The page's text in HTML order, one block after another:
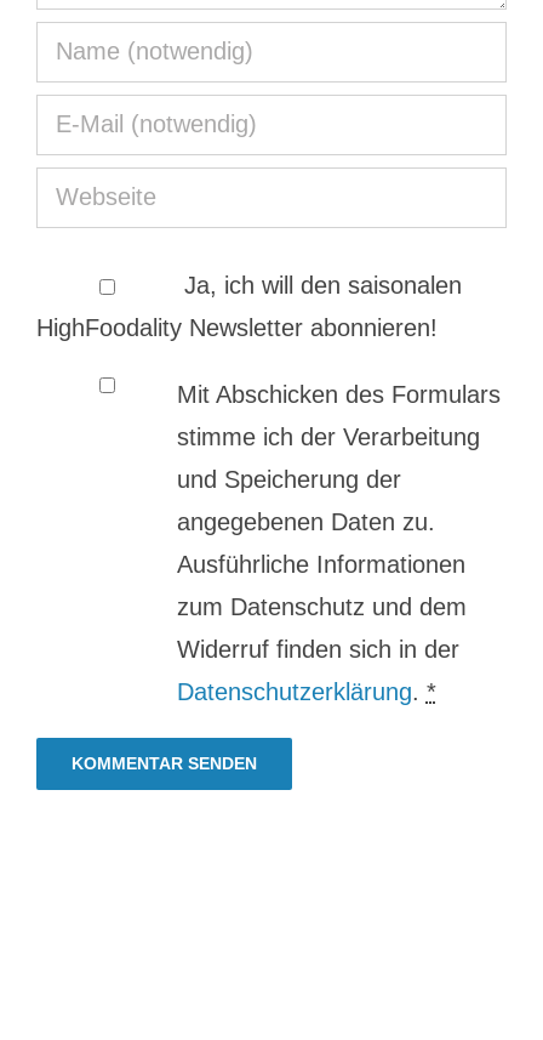
Ja, ich will den saisonalen
HighFoodality Newsletter abonnieren!
Mit Abschicken des Formulars
stimme ich der Verarbeitung
und Speicherung der
angegebenen Daten zu.
Ausführliche Informationen
zum Datenschutz und dem
Widerruf finden sich in der
Datenschutzerklärung. *